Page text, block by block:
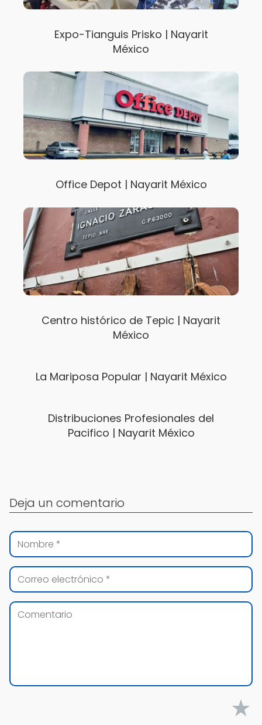
Expo-Tianguis Prisko | Nayarit
México
Office Depot | Nayarit México
Centro histórico de Tepic | Nayarit
México
La Mariposa Popular | Nayarit México
Distribuciones Profesionales del
Pacifico | Nayarit México
Deja un comentario
★